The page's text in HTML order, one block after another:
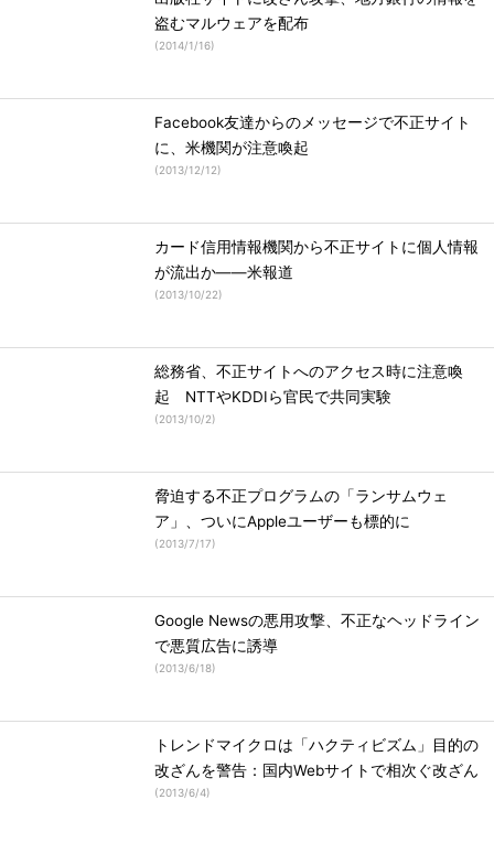
盗むマルウェアを配布
(2014/1/16)
Facebook友達からのメッセージで不正サイト
に、米機関が注意喚起
(2013/12/12)
カード信用情報機関から不正サイトに個人情報
が流出か――米報道
(2013/10/22)
総務省、不正サイトへのアクセス時に注意喚
起 NTTやKDDIら官民で共同実験
(2013/10/2)
脅迫する不正プログラムの「ランサムウェ
ア」、ついにAppleユーザーも標的に
(2013/7/17)
Google Newsの悪用攻撃、不正なヘッドライン
で悪質広告に誘導
(2013/6/18)
トレンドマイクロは「ハクティビズム」目的の
改ざんを警告：国内Webサイトで相次ぐ改ざん
(2013/6/4)